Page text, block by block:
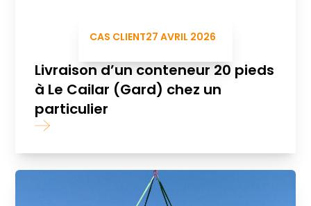
CAS CLIENT27 AVRIL 2026
Livraison d’un conteneur 20 pieds
à Le Cailar (Gard) chez un
particulier